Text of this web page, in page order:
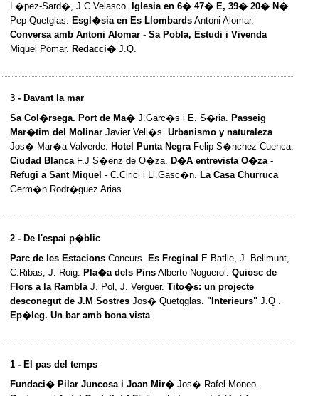
L�pez-Sard�, J.C Velasco. Iglesia en 6� 47� E, 39� 20� N�
Pep Quetglas. Esgl�sia en Es Llombards Antoni Alomar.
Conversa amb Antoni Alomar - Sa Pobla, Estudi i Vivenda
Miquel Pomar. Redacci� J.Q.
3 - Davant la mar
Sa Col�rsega. Port de Ma� J.Garc�s i E. S�ria. Passeig
Mar�tim del Molinar Javier Vell�s. Urbanismo y naturaleza
Jos� Mar�a Valverde. Hotel Punta NegraFelip S�nchez-Cuenca.
Ciudad BlancaF.J S�enz de O�za. D�A entrevista O�za -
Refugi a Sant Miquel - C.Cirici i Ll.Gasc�n. La Casa Churruca
Germ�n Rodr�guez Arias.
2 - De l'espai p�blic
Parc de les Estacions Concurs. Es Freginal E.Batlle, J. Bellmunt,
C.Ribas, J. Roig. Pla�a dels Pins Alberto Noguerol. Quiosc de
Flors a la RamblaJ. Pol, J. Verguer. Tito�s: un projecte
desconegut de J.M Sostres Jos� Quetqglas. "Interieurs" J.Q .
Ep�leg. Un bar amb bona vista
1 - El pas del temps
Fundaci� Pilar Juncosa i Joan Mir� Jos� Rafel Moneo.